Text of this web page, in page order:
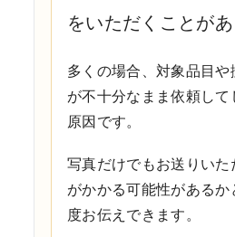
をいただくことがあ
多くの場合、対象品目
が不十分なまま依頼し
原因です。
写真だけでもお送りいた
がかかる可能性がある
度お伝えできます。